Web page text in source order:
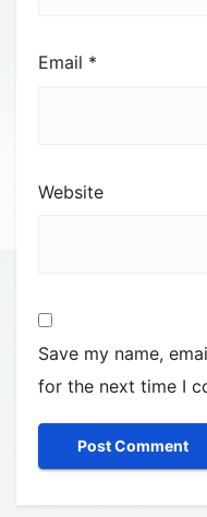
Email *
Website
Save my name,
for the next time I